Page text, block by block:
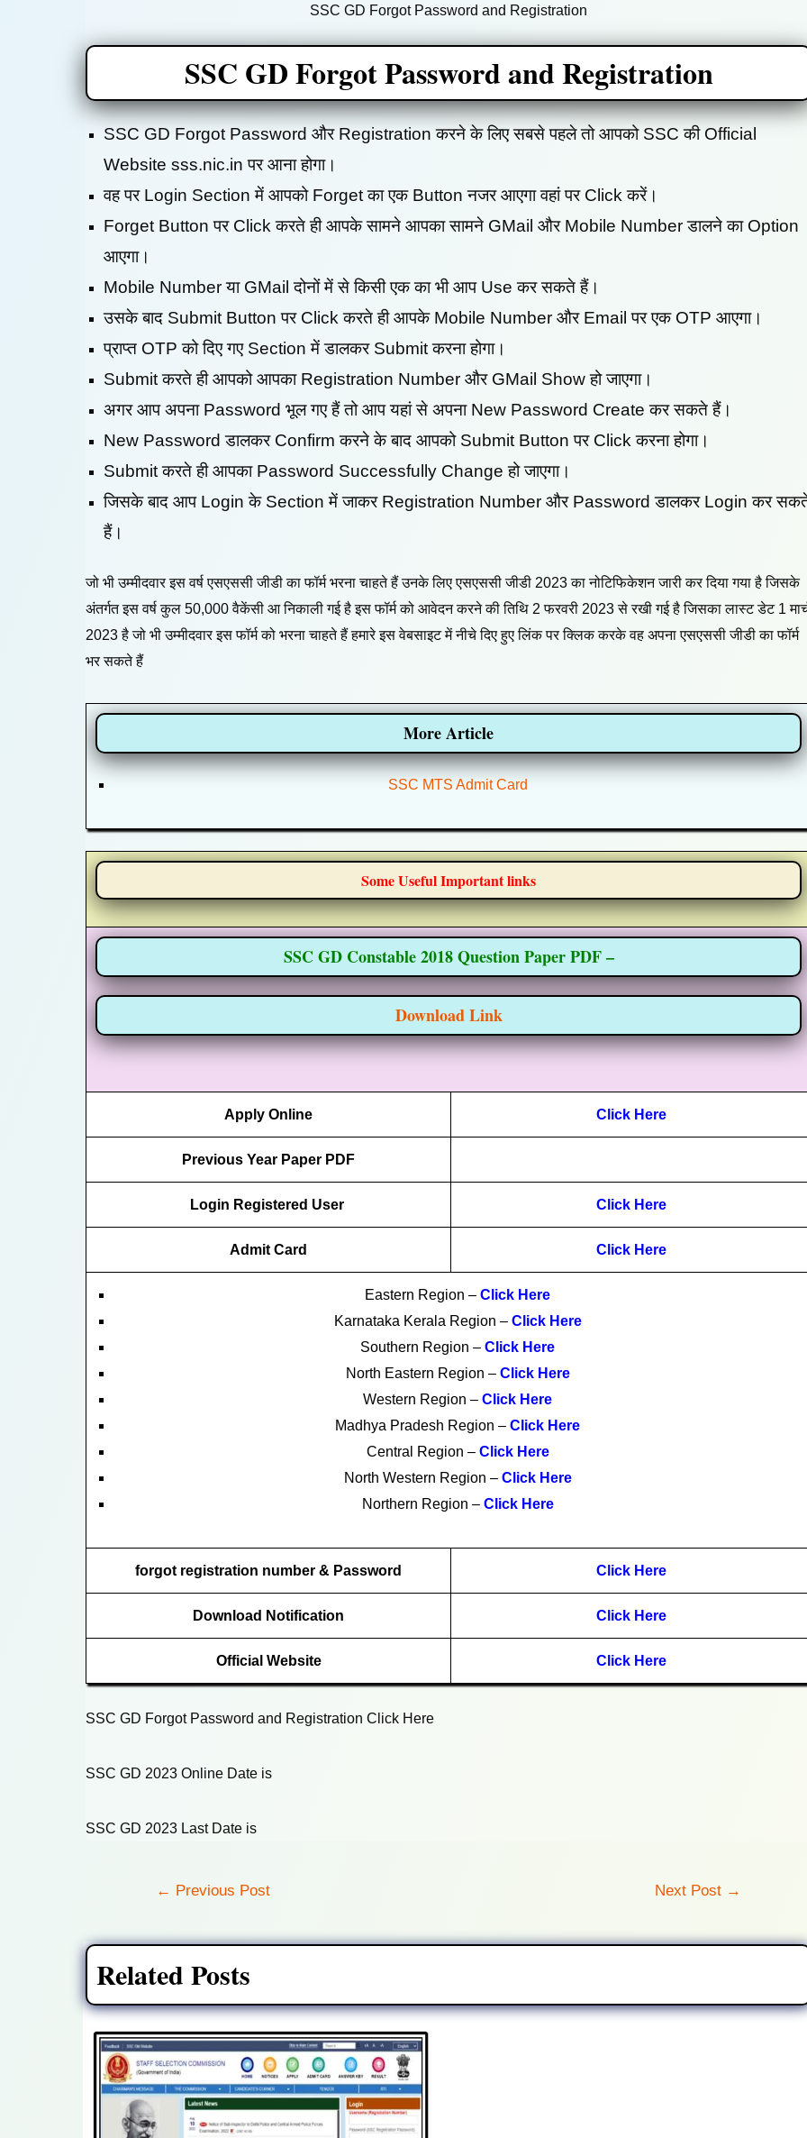
SSC GD Forgot Password and Registration
SSC GD Forgot Password and Registration
SSC GD Forgot Password और Registration करने के लिए सबसे पहले तो आपको SSC की Official
Website sss.nic.in पर आना होगा।
वह पर Login Section में आपको Forget का एक Button नजर आएगा वहां पर Click करें।
Forget Button पर Click करते ही आपके सामने आपका सामने GMail और Mobile Number डालने का Option
आएगा।
Mobile Number या GMail दोनों में से किसी एक का भी आप Use कर सकते हैं।
उसके बाद Submit Button पर Click करते ही आपके Mobile Number और Email पर एक OTP आएगा।
प्राप्त OTP को दिए गए Section में डालकर Submit करना होगा।
Submit करते ही आपको आपका Registration Number और GMail Show हो जाएगा।
अगर आप अपना Password भूल गए हैं तो आप यहां से अपना New Password Create कर सकते हैं।
New Password डालकर Confirm करने के बाद आपको Submit Button पर Click करना होगा।
Submit करते ही आपका Password Successfully Change हो जाएगा।
जिसके बाद आप Login के Section में जाकर Registration Number और Password डालकर Login कर
हैं।
जो भी उम्मीदवार इस वर्ष एसएससी जीडी का फॉर्म भरना चाहते हैं उनके लिए एसएससी जीडी 2023 का नोटिफिकेशन जारी कर दिया गया है जिसके
अंतर्गत इस वर्ष कुल 50,000 वैकेंसी आ निकाली गई है इस फॉर्म को आवेदन करने की तिथि 2 फरवरी 2023 से रखी गई है जिसका लास्ट डेट 1
2023 है जो भी उम्मीदवार इस फॉर्म को भरना चाहते हैं हमारे इस वेबसाइट में नीचे दिए हुए लिंक पर क्लिक करके वह अपना एसएससी जीडी का फॉर्म
भर सकते हैं
More Article
SSC MTS Admit Card
Some Useful Important links
SSC GD Constable 2018 Question Paper PDF –
Download Link
Apply Online Click Here
Previous Year Paper PDF
Login Registered User Click Here
Admit Card Click Here
Eastern Region – Click Here
Karnataka Kerala Region – Click Here
Southern Region – Click Here
North Eastern Region – Click Here
Western Region – Click Here
Madhya Pradesh Region – Click Here
Central Region – Click Here
North Western Region – Click Here
Northern Region – Click Here
forgot registration number & Password Click Here
Download Notification Click Here
Official Website Click Here
SSC GD Forgot Password and Registration Click Here
SSC GD 2023 Online Date is
SSC GD 2023 Last Date is
← Previous Post Next Post →
Related Posts